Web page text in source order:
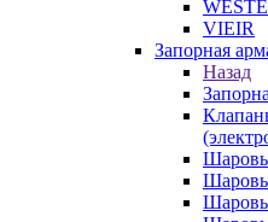
VIEIR
Запорная
Назад